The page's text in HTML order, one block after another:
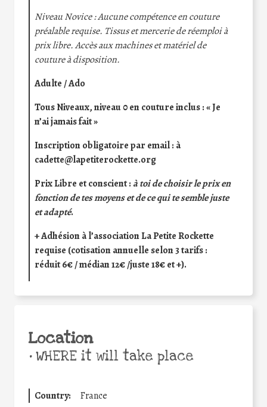
Niveau Novice : Aucune compétence en couture
préalable requise. Tissus et mercerie de réemploi à
prix libre. Accès aux machines et matériel de
couture à disposition.
Adulte / Ado
Tous Niveaux, niveau 0 en couture inclus : « Je
n’ai jamais fait »
Inscription obligatoire par email : à
cadette@lapetiterockette.org
Prix Libre et conscient : à toi de choisir le prix en
fonction de tes moyens et de ce qui te semble juste
et adapté.
+ Adhésion à l’association La Petite Rockette
requise (cotisation annuelle selon 3 tarifs :
réduit 6€ / médian 12€ /juste 18€ et +).
Location
•WHERE it will take place
Country:
France